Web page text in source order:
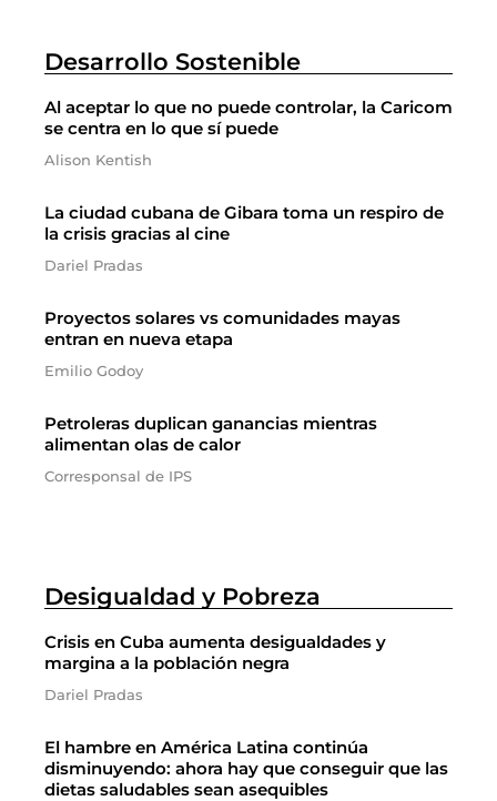
Desarrollo Sostenible
Al aceptar lo que no puede controlar, la Caricom
se centra en lo que sí puede
Alison Kentish
La ciudad cubana de Gibara toma un respiro de
la crisis gracias al cine
Dariel Pradas
Proyectos solares vs comunidades mayas
entran en nueva etapa
Emilio Godoy
Petroleras duplican ganancias mientras
alimentan olas de calor
Corresponsal de IPS
Desigualdad y Pobreza
Crisis en Cuba aumenta desigualdades y
margina a la población negra
Dariel Pradas
El hambre en América Latina continúa
disminuyendo: ahora hay que conseguir que las
dietas saludables sean asequibles